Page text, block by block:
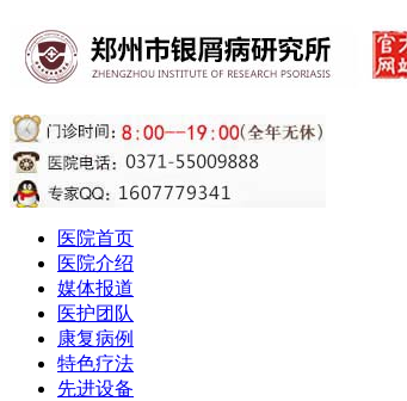
医院首页
医院介绍
媒体报道
医护团队
康复病例
特色疗法
先进设备